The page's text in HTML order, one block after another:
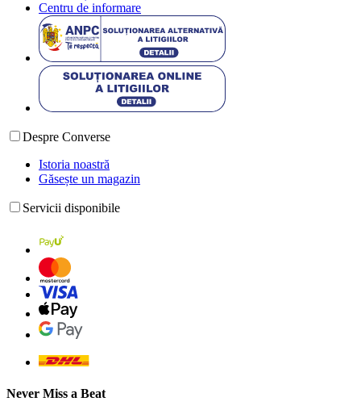
Centru de informare
Despre Converse
Istoria noastră
Găsește un magazin
Servicii disponibile
Never Miss a Beat